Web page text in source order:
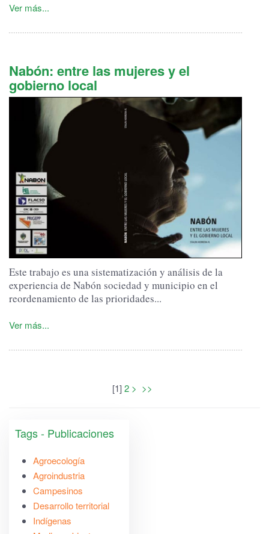
Ver más...
Nabón: entre las mujeres y el
gobierno local
Este trabajo es una sistematización y análisis de la
experiencia de Nabón sociedad y municipio en el
reordenamiento de las prioridades...
Ver más...
[1] 2 > >>
Tags - Publicaciones
Agroecología
Agroindustria
Campesinos
Desarrollo territorial
Indígenas